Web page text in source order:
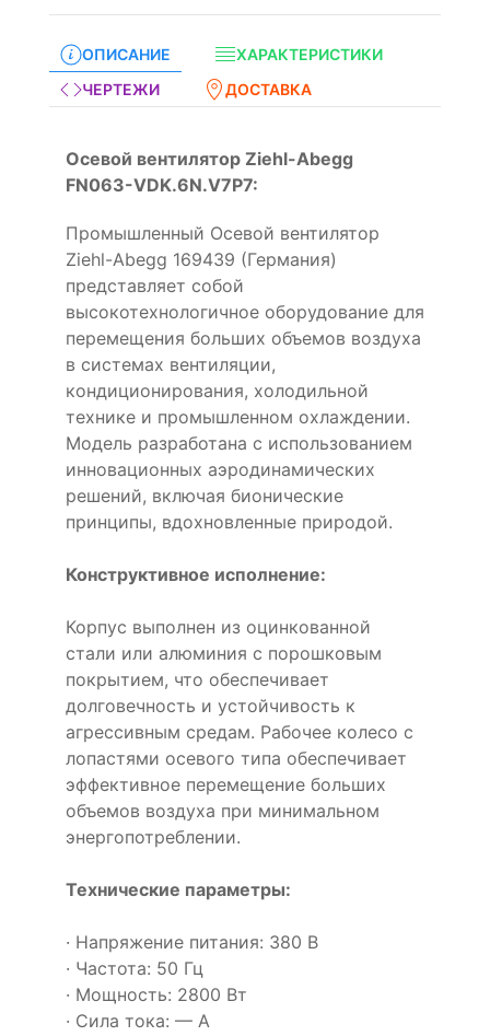
ОПИСАНИЕ
ХАРАКТЕРИСТИКИ
ЧЕРТЕЖИ
ДОСТАВКА
Осевой вентилятор Ziehl-Abegg
FN063-VDK.6N.V7P7:
Промышленный Осевой вентилятор
Ziehl-Abegg 169439 (Германия)
представляет собой
высокотехнологичное оборудование для
перемещения больших объемов воздуха
в системах вентиляции,
кондиционирования, холодильной
технике и промышленном охлаждении.
Модель разработана с использованием
инновационных аэродинамических
решений, включая бионические
принципы, вдохновленные природой.
Конструктивное исполнение:
Корпус выполнен из оцинкованной
стали или алюминия с порошковым
покрытием, что обеспечивает
долговечность и устойчивость к
агрессивным средам. Рабочее колесо с
лопастями осевого типа обеспечивает
эффективное перемещение больших
объемов воздуха при минимальном
энергопотреблении.
Технические параметры:
· Напряжение питания: 380 В
· Частота: 50 Гц
· Мощность: 2800 Вт
· Сила тока: — А